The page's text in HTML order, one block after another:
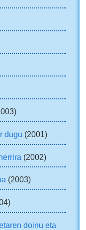
dugu (2001)
(2002)
(2003)
doinu eta